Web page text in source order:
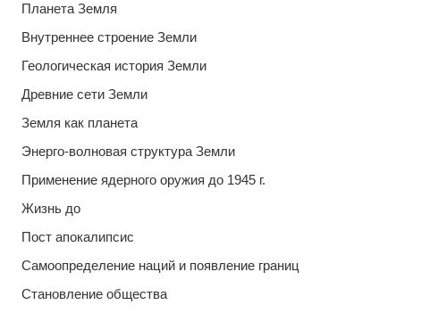
Планета Земля
Внутреннее строение Земли
Геологическая история Земли
Древние сети Земли
Земля как планета
Энерго-волновая структура Земли
Применение ядерного оружия до 1945 г.
Жизнь до
Пост апокалипсис
Самоопределение наций и появление границ
Становление общества